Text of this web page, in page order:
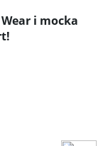
i mocka